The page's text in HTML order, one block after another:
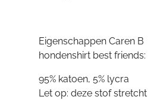
Eigenschappen Caren B
hondenshirt best friends:
95% katoen, 5% lycra
Let op: deze stof stretcht